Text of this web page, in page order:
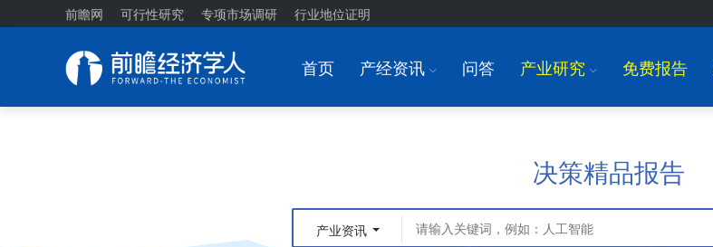
前瞻网 可行性研究 专项市场调研 行业地位证明
首页 产经资讯 I 问答 产业研究 I 免费报告
决策精品报告
产业资讯